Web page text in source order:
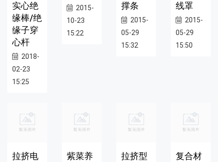
实心绝
缘棒/绝
缘子穿
心杆
2018-
02-23
15:25
2015-
10-23
15:22
撑条
2015-
05-29
15:32
线罩
2015-
05-29
15:50
拉挤电
紫菜养
拉挤型
复合材